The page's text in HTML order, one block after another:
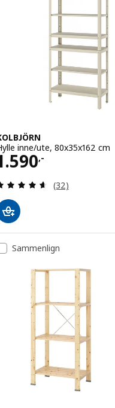
inne/ute, 80x35x162 cm
,-
1590,-
(32)
Sammenlign